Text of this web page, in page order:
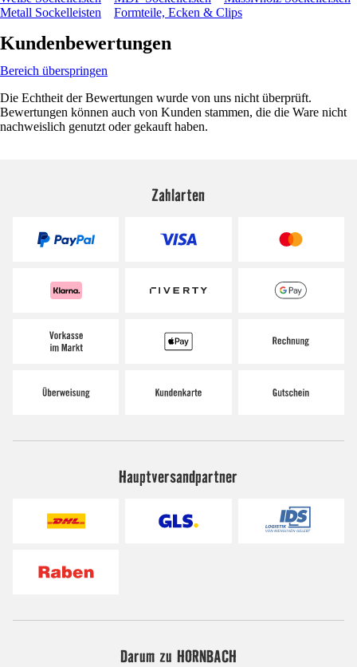
Metall Sockelleisten
Formteile, Ecken & Clips
Kundenbewertungen
Bereich überspringen
Die Echtheit der Bewertungen wurde von uns nicht überprüft.
Bewertungen können auch von Kunden stammen, die die Ware nicht
nachweislich genutzt oder gekauft haben.
Zahlarten
Hauptversandpartner
Darum zu HORNBACH